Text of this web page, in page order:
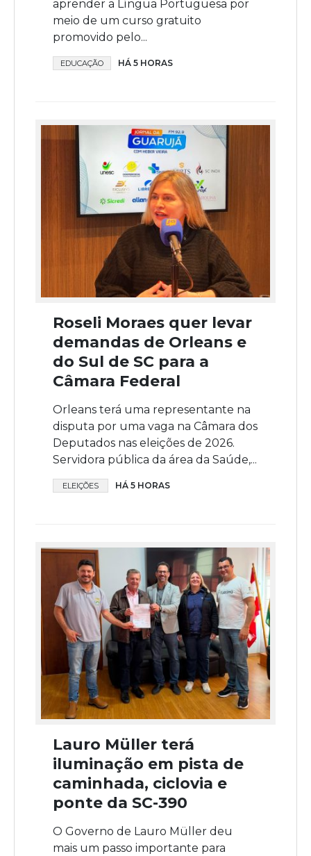
aprender a Língua Portuguesa por
meio de um curso gratuito
promovido pelo...
EDUCAÇÃO HÁ 5 HORAS
Roseli Moraes quer levar
demandas de Orleans e
do Sul de SC para a
Câmara Federal
Orleans terá uma representante na
disputa por uma vaga na Câmara dos
Deputados nas eleições de 2026.
Servidora pública da área da Saúde,...
ELEIÇÕES HÁ 5 HORAS
Lauro Müller terá
iluminação em pista de
caminhada, ciclovia e
ponte da SC-390
O Governo de Lauro Müller deu
mais um passo importante para